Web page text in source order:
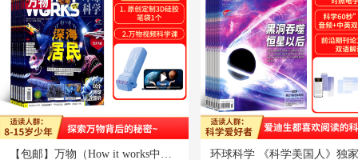
【包邮】万物（How it works中文版）（1年共12期）（杂志订阅）+108集万物科学新闻音频